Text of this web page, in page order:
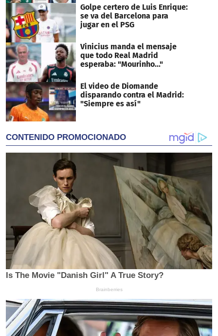
Golpe certero de Luis Enrique:
se va del Barcelona para
jugar en el PSG
Vinicius manda el mensaje
que todo Real Madrid
esperaba: "Mourinho..."
El video de Diomande
disparando contra el Madrid:
"Siempre es así"